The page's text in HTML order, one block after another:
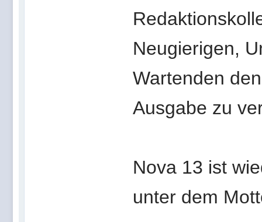
Neugierigen,
Wartenden
Ausgabe zu
Nova 13 ist
unter dem